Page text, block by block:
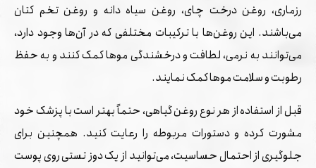
رزماری، روغن درخت چای، روغن سیاه دانه و روغن تخم کتان
می‌باشند. این روغن‌ها با ترکیبات مختلفی که در آن‌ها وجود دارد،
می‌توانند به نرمی، لطافت و درخشندگی موها کمک کنند و به حفظ
رطوبت و سلامت موها کمک نمایند.
قبل از استفاده از هر نوع روغن گیاهی، حتماً بهتر است با پزشک خود
مشورت کرده و دستورات مربوطه را رعایت کنید. همچنین برای
جلوگیری از احتمال حساسیت، می‌توانید از یک دوز تستی روی پوست